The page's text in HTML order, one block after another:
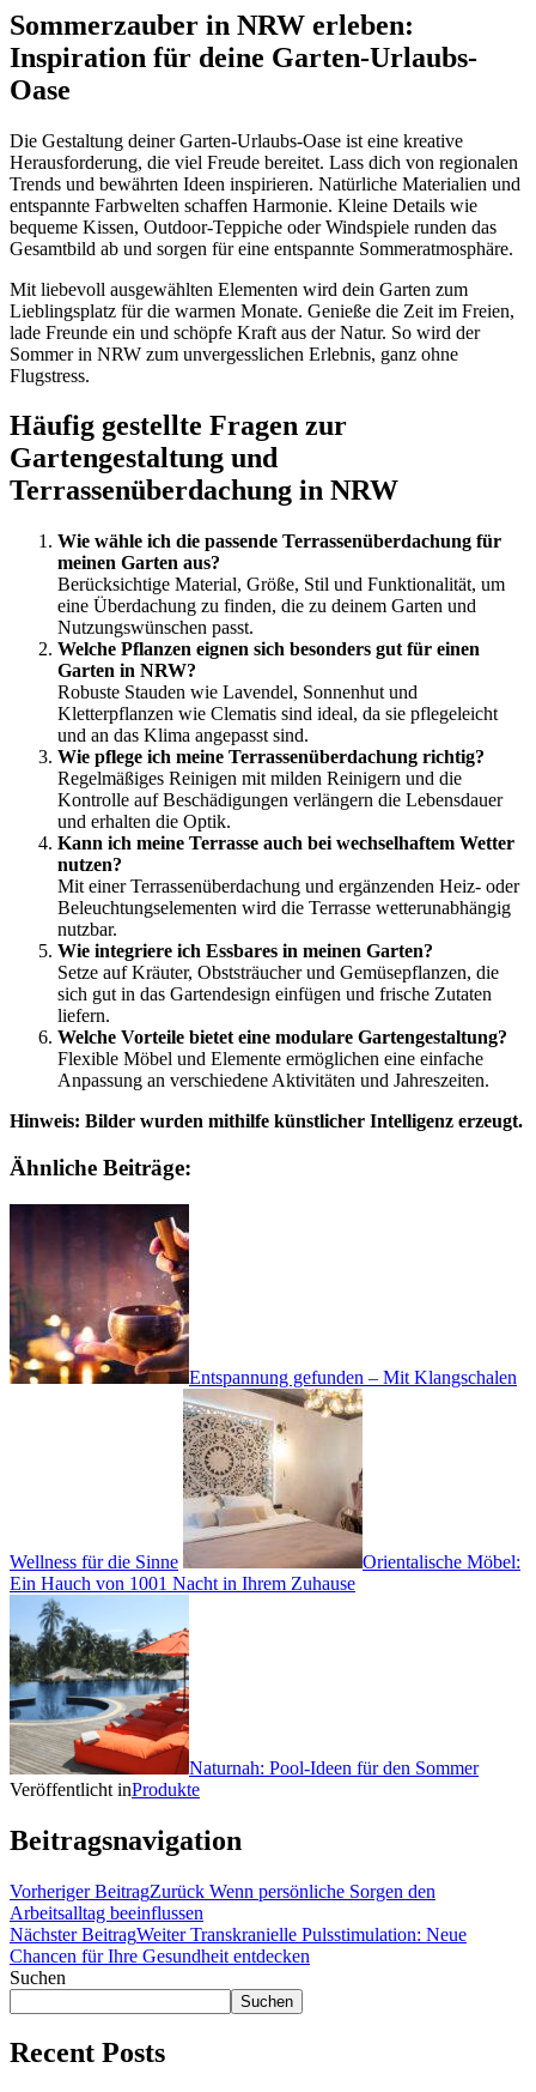
Sommerzauber in NRW erleben:
Inspiration für deine Garten-Urlaubs-
Oase
Die Gestaltung deiner Garten-Urlaubs-Oase ist eine kreative
Herausforderung, die viel Freude bereitet. Lass dich von regionalen
Trends und bewährten Ideen inspirieren. Natürliche Materialien und
entspannte Farbwelten schaffen Harmonie. Kleine Details wie
bequeme Kissen, Outdoor-Teppiche oder Windspiele runden das
Gesamtbild ab und sorgen für eine entspannte Sommeratmosphäre.
Mit liebevoll ausgewählten Elementen wird dein Garten zum
Lieblingsplatz für die warmen Monate. Genieße die Zeit im Freien,
lade Freunde ein und schöpfe Kraft aus der Natur. So wird der
Sommer in NRW zum unvergesslichen Erlebnis, ganz ohne
Flugstress.
Häufig gestellte Fragen zur
Gartengestaltung und
Terrassenüberdachung in NRW
Wie wähle ich die passende Terrassenüberdachung für
meinen Garten aus?
Berücksichtige Material, Größe, Stil und Funktionalität, um
eine Überdachung zu finden, die zu deinem Garten und
Nutzungswünschen passt.
Welche Pflanzen eignen sich besonders gut für einen
Garten in NRW?
Robuste Stauden wie Lavendel, Sonnenhut und
Kletterpflanzen wie Clematis sind ideal, da sie pflegeleicht
und an das Klima angepasst sind.
Wie pflege ich meine Terrassenüberdachung richtig?
Regelmäßiges Reinigen mit milden Reinigern und die
Kontrolle auf Beschädigungen verlängern die Lebensdauer
und erhalten die Optik.
Kann ich meine Terrasse auch bei wechselhaftem Wetter
nutzen?
Mit einer Terrassenüberdachung und ergänzenden Heiz- oder
Beleuchtungselementen wird die Terrasse wetterunabhängig
nutzbar.
Wie integriere ich Essbares in meinen Garten?
Setze auf Kräuter, Obststräucher und Gemüsepflanzen, die
sich gut in das Gartendesign einfügen und frische Zutaten
liefern.
Welche Vorteile bietet eine modulare Gartengestaltung?
Flexible Möbel und Elemente ermöglichen eine einfache
Anpassung an verschiedene Aktivitäten und Jahreszeiten.
Hinweis: Bilder wurden mithilfe künstlicher Intelligenz erzeugt.
Ähnliche Beiträge:
Entspannung gefunden – Mit Klangschalen
Wellness für die Sinne
Orientalische Möbel:
Ein Hauch von 1001 Nacht in Ihrem Zuhause
Naturnah: Pool-Ideen für den Sommer
Veröffentlicht inProdukte
Beitragsnavigation
Vorheriger BeitragZurück Wenn persönliche Sorgen den
Arbeitsalltag beeinflussen
Nächster BeitragWeiter Transkranielle Pulsstimulation: Neue
Chancen für Ihre Gesundheit entdecken
Suchen
Suchen
Recent Posts